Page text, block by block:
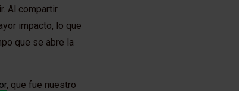
Al compartir
impacto, lo que
que se abre la
, que fue nuestro